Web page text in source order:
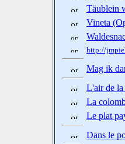
Täublein
Vineta
http://
Mag ik
L'air de la
La
Le plat
Dans le